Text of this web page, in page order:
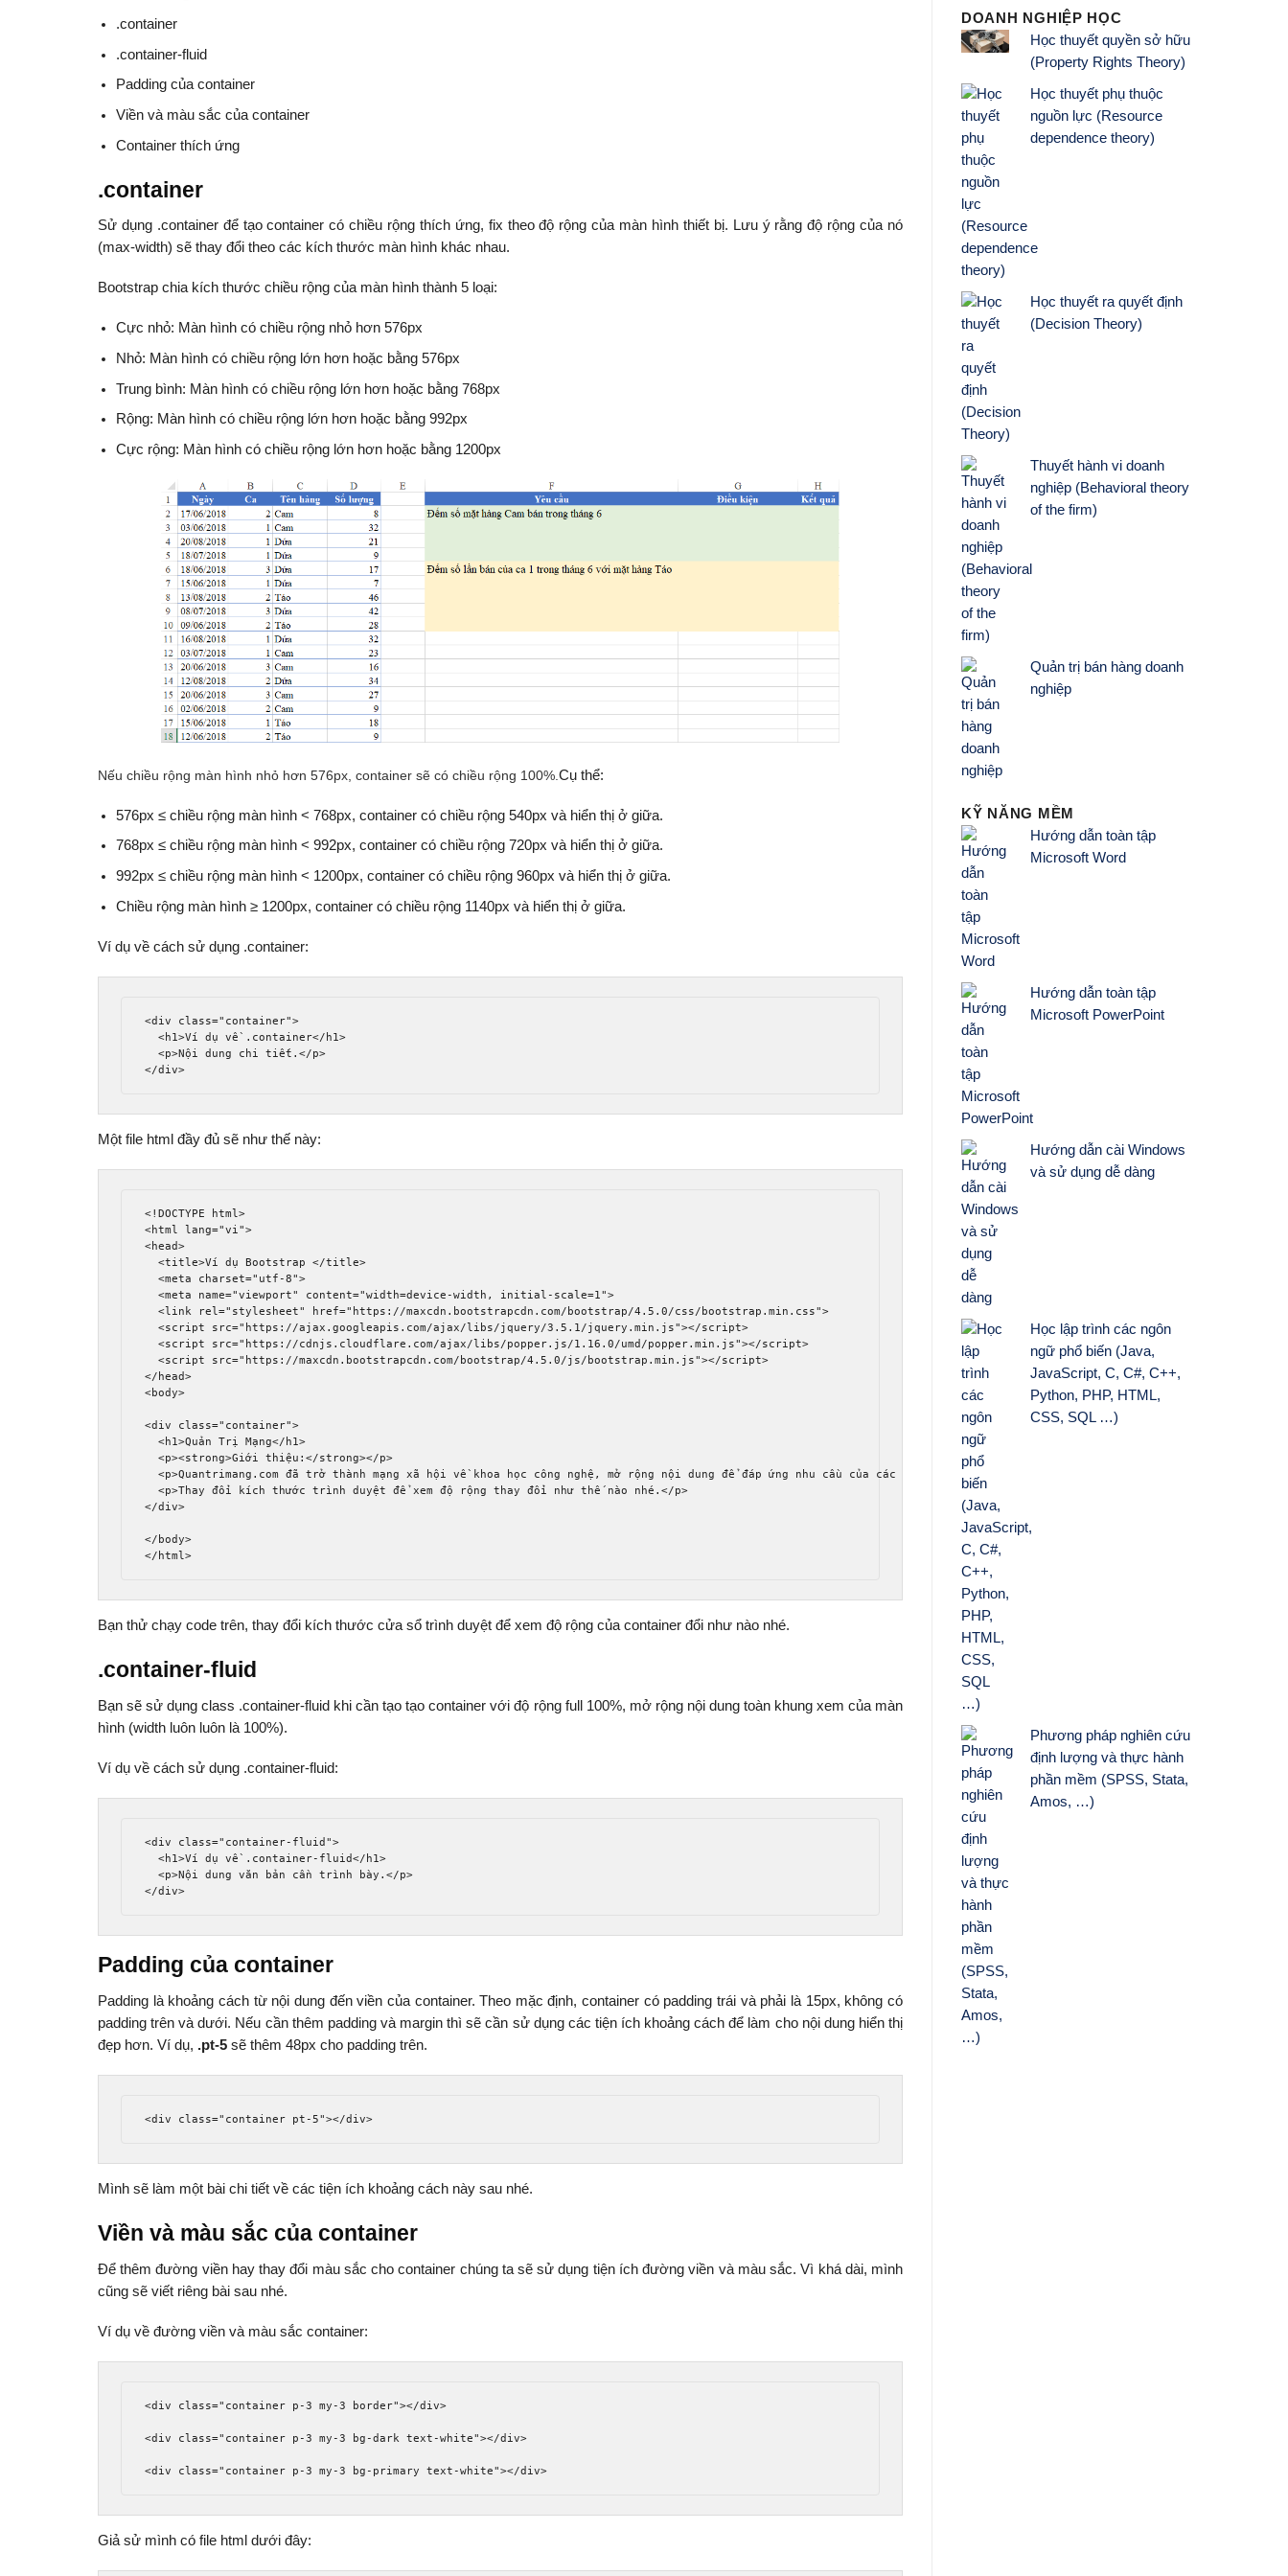
.container
.container-fluid
Padding của container
Viền và màu sắc của container
Container thích ứng
.container
Sử dụng .container để tạo container có chiều rộng thích ứng, fix theo độ rộng của màn hình thiết bị. Lưu ý rằng độ rộng của nó
(max-width) sẽ thay đổi theo các kích thước màn hình khác nhau.
Bootstrap chia kích thước chiều rộng của màn hình thành 5 loại:
Cực nhỏ: Màn hình có chiều rộng nhỏ hơn 576px
Nhỏ: Màn hình có chiều rộng lớn hơn hoặc bằng 576px
Trung bình: Màn hình có chiều rộng lớn hơn hoặc bằng 768px
Rộng: Màn hình có chiều rộng lớn hơn hoặc bằng 992px
Cực rộng: Màn hình có chiều rộng lớn hơn hoặc bằng 1200px
Nếu chiều rộng màn hình nhỏ hơn 576px, container sẽ có chiều rộng 100%. Cụ thể:
576px ≤ chiều rộng màn hình < 768px, container có chiều rộng 540px và hiển thị ở giữa.
768px ≤ chiều rộng màn hình < 992px, container có chiều rộng 720px và hiển thị ở giữa.
992px ≤ chiều rộng màn hình < 1200px, container có chiều rộng 960px và hiển thị ở giữa.
Chiều rộng màn hình ≥ 1200px, container có chiều rộng 1140px và hiển thị ở giữa.
Ví dụ về cách sử dụng .container:
<div class="container">
<h1>Ví dụ về .container</h1>
<p>Nội dung chi tiết.</p>
</div>
Một file html đầy đủ sẽ như thế này:
<!DOCTYPE html>
<html
lang="vi">
<head>
<title>Ví dụ Bootstrap </title>
<meta
charset="utf-8">
<meta
name="viewport" content="width=device-width, initial-scale=1">
<link
rel="stylesheet" href="https://maxcdn.bootstrapcdn.com/bootstrap/4.5.0/css/bootstrap.min.css">
<script
src="https://ajax.googleapis.com/ajax/libs/jquery/3.5.1/jquery.min.js"></script>
<script
src="https://cdnjs.cloudflare.com/ajax/libs/popper.js/1.16.0/umd/popper.min.js"></script>
<script
src="https://maxcdn.bootstrapcdn.com/bootstrap/4.5.0/js/bootstrap.min.js"></script>
</head>
<body>
<div class="container">
<h1>Quản Trị Mạng</h1>
<p><strong>Giới thiệu:</strong></p>
<p>Quantrimang.com đã trở thành mạng xã hội về khoa học công nghệ, mở rộng nội dung để đáp ứng nhu cầu của các thành viên về nhiều lĩnh vực công nghệ hơn như
<p>Thay đổi kích thước trình duyệt để xem độ rộng thay đổi như thế nào nhé.</p>
</div>
</body>
</html>
Bạn thử chạy code trên, thay đổi kích thước cửa sổ trình duyệt để xem độ rộng của container đổi như nào nhé.
.container-fluid
Bạn sẽ sử dụng class .container-fluid khi cần tạo tạo container với độ rộng full 100%, mở rộng nội dung toàn khung xem của màn
hình (width luôn luôn là 100%).
Ví dụ về cách sử dụng .container-fluid:
<div class="container-fluid">
<h1>Ví dụ về .container-fluid</h1>
<p>Nội dung văn bản cần trình bày.</p>
</div>
Padding của container
Padding là khoảng cách từ nội dung đến viền của container. Theo mặc định, container có padding trái và phải là 15px, không có
padding trên và dưới. Nếu cần thêm padding và margin thì sẽ cần sử dụng các tiện ích khoảng cách để làm cho nội dung hiển thị
đẹp hơn. Ví dụ, .pt-5 sẽ thêm 48px cho padding trên.
<div class="container pt-5"></div>
Mình sẽ làm một bài chi tiết về các tiện ích khoảng cách này sau nhé.
Viền và màu sắc của container
Để thêm đường viền hay thay đổi màu sắc cho container chúng ta sẽ sử dụng tiện ích đường viền và màu sắc. Vì khá dài, mình
cũng sẽ viết riêng bài sau nhé.
Ví dụ về đường viền và màu sắc container:
<div class="container p-3 my-3 border"></div>
<div class="container p-3 my-3 bg-dark text-white"></div>
<div class="container p-3 my-3 bg-primary text-white"></div>
Giả sử mình có file html dưới đây:
DOANH NGHIỆP HỌC
Học thuyết quyền sở hữu
(Property Rights Theory)
Học thuyết phụ thuộc
nguồn lực (Resource
dependence theory)
Học thuyết ra quyết định
(Decision Theory)
Thuyết hành vi doanh
nghiệp (Behavioral theory
of the firm)
Quản trị bán hàng doanh
nghiệp
KỸ NĂNG MỀM
Hướng dẫn toàn tập
Microsoft Word
Hướng dẫn toàn tập
Microsoft PowerPoint
Hướng dẫn cài Windows
và sử dụng dễ dàng
Học lập trình các ngôn
ngữ phổ biến (Java,
JavaScript, C, C#, C++,
Python, PHP, HTML,
CSS, SQL …)
Phương pháp nghiên cứu
định lượng và thực hành
phần mềm (SPSS, Stata,
Amos, …)